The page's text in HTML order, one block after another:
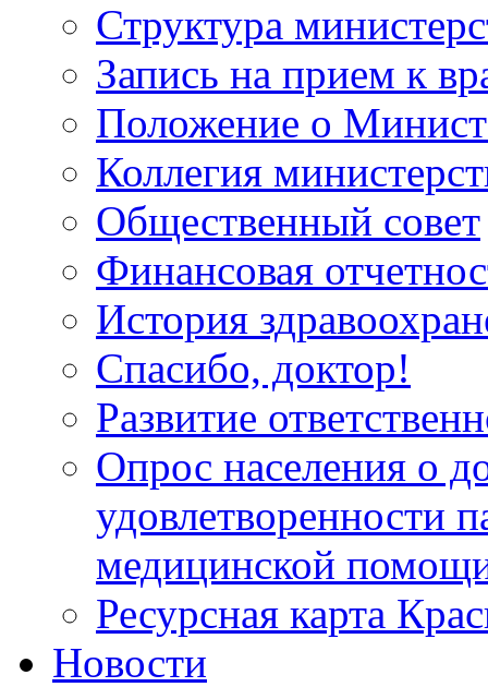
Структура
Запись на прием к
Положение о
Коллегия
Общественный совет
Финансовая
История
Спасибо, доктор!
Развитие
Опрос населения о
удовлетворенности
медицинской
Ресурсная карта
Новости